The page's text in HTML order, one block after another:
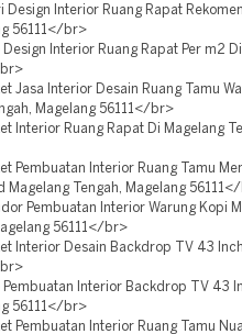
Interior Ruang Rapat
56111</br>
Interior Ruang Rapat Per m2
br>
Jasa Interior Desain Ruang Tamu
Magelang 56111</br>
Interior Ruang Rapat Di Magelang
Pembuatan Interior Ruang Tamu
Magelang Tengah, Magelang
Pembuatan Interior Warung Kopi
56111</br>
Interior Desain Backdrop TV 43
br>
Interior Backdrop TV 43
56111</br>
Pembuatan Interior Ruang Tamu